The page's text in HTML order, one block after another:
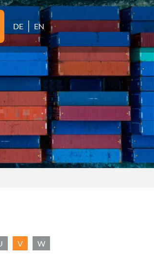
DE EN
V
W
Transportlösungen
Spezialtransporte
Zielorte
Blog
+
Über uns
Lexikon
Angebot anfordern
Schließen